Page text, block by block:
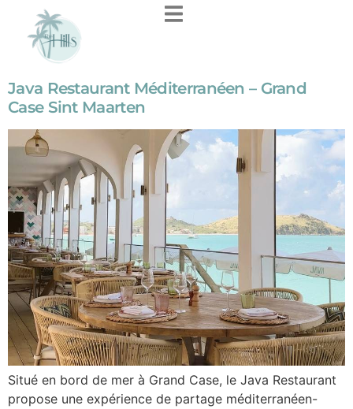
principal
Java Restaurant Méditerranéen – Grand
Case Sint Maarten
Situé en bord de mer à Grand Case, le Java Restaurant
propose une expérience de partage méditerranéen-